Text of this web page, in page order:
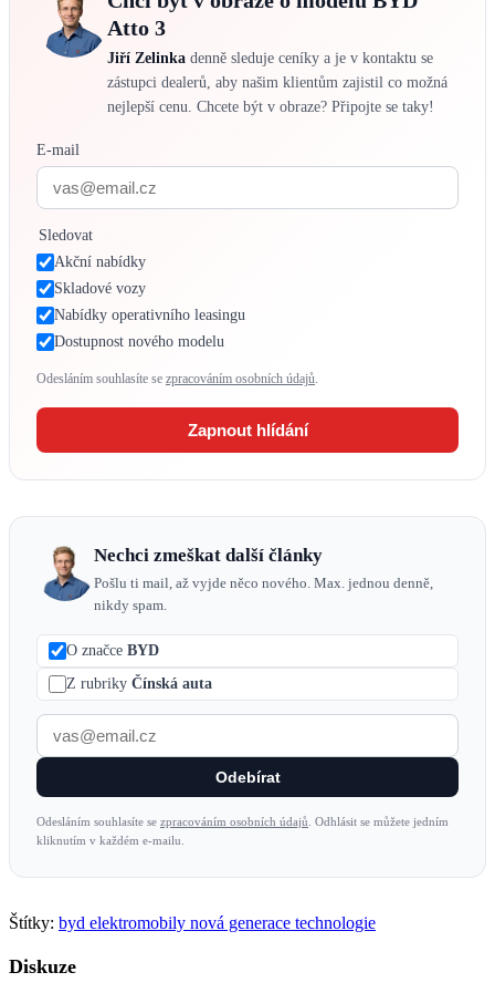
Atto 3
Jiří Zelinka denně sleduje ceníky a je v kontaktu se
zástupci dealerů, aby našim klientům zajistil co možná
nejlepší cenu. Chcete být v obraze? Připojte se taky!
E-mail
Sledovat
Akční nabídky
Skladové vozy
Nabídky operativního leasingu
Dostupnost nového modelu
Odesláním souhlasíte se zpracováním osobních údajů.
Zapnout hlídání
Nechci zmeškat další články
Pošlu ti mail, až vyjde něco nového. Max. jednou denně,
nikdy spam.
O značce BYD
Z rubriky Čínská auta
Odebírat
Odesláním souhlasíte se zpracováním osobních údajů. Odhlásit se můžete jedním
kliknutím v každém e-mailu.
Štítky: byd elektromobily nová generace technologie
Diskuze